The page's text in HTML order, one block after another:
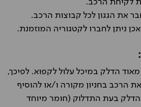
לקיחת הרכב.
את הגגון לכל קבוצות הרכב.
ניתן לחברו לקטגוריה המוזמנת.
הדלק במיכל עלול לקפוא. לפיכך,
הרכב בחניון מקורה ו/או להוסיף
הדלק בעת התדלוק (חומר מיוחד